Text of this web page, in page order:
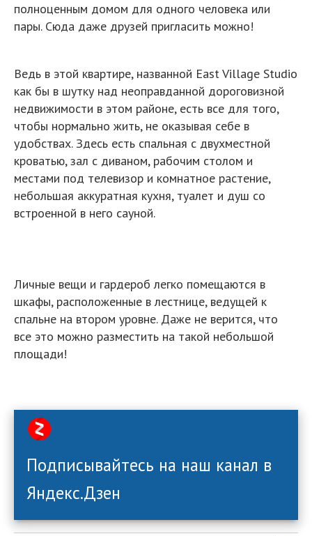
полноценным домом для одного человека или
пары. Сюда даже друзей пригласить можно!
Ведь в этой квартире, названной East Village Studio
как бы в шутку над неоправданной дороговизной
недвижимости в этом районе, есть все для того,
чтобы нормально жить, не оказывая себе в
удобствах. Здесь есть спальная с двухместной
кроватью, зал с диваном, рабочим столом и
местами под телевизор и комнатное растение,
небольшая аккуратная кухня, туалет и душ со
встроенной в него сауной.
Личные вещи и гардероб легко помещаются в
шкафы, расположенные в лестнице, ведущей к
спальне на втором уровне. Даже не верится, что
все это можно разместить на такой небольшой
площади!
Подписывайтесь на наш канал в
Яндекс.Дзен